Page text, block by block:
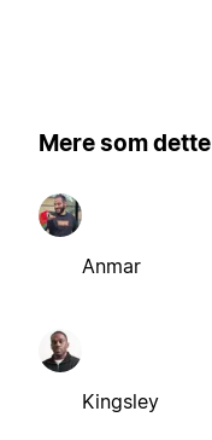
Mere som dette
Anmar
Kingsley